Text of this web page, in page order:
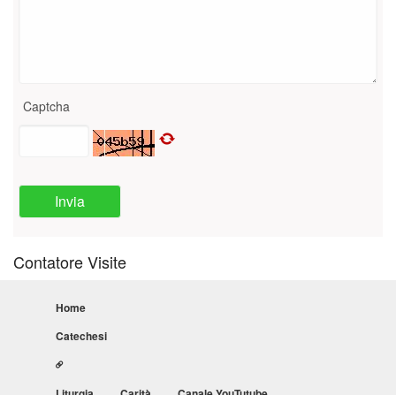
Captcha
Invia
Contatore Visite
Home
Catechesi